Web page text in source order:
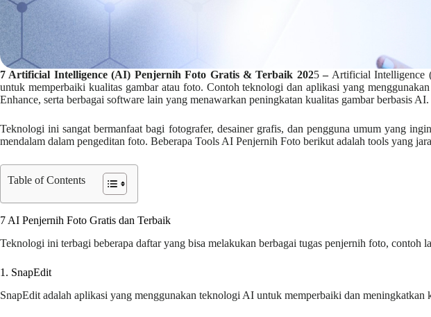
7 Artificial Intelligence (AI) Penjernih Foto Gratis & Terbaik 2025–Artificial Intelligence
untuk memperbaiki kualitas gambar atau foto. Contoh teknologi dan aplikasi yang
Enhance, serta berbagai software lain yang menawarkan peningkatan kualitas gambar berbasis AI.
Teknologi ini sangat bermanfaat bagi fotografer, desainer grafis, dan pengguna umum yang
mendalam dalam pengeditan foto. Beberapa Tools AI Penjernih Foto berikut adalah tools yang
Table of Contents
7 AI Penjernih Foto Gratis dan Terbaik
Teknologi ini terbagi beberapa daftar yang bisa melakukan berbagai tugas penjernih foto, contoh
1. SnapEdit
SnapEdit adalah aplikasi yang menggunakan teknologi AI untuk memperbaiki dan meningkatkan